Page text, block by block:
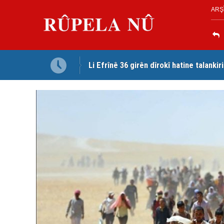
Li Efrînê 36 girên dîrokî hatine
Serokê PWKyê Mustafa Ozçelîk ji bo